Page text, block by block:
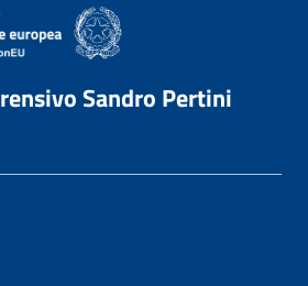
Sandro Pertini